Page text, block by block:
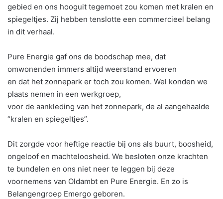
gebied en ons hooguit tegemoet zou komen met kralen en
spiegeltjes. Zij hebben tenslotte een commercieel belang
in dit verhaal.
Pure Energie gaf ons de boodschap mee, dat
omwonenden immers altijd weerstand ervoeren
en dat het zonnepark er toch zou komen. Wel konden we
plaats nemen in een werkgroep,
voor de aankleding van het zonnepark, de al aangehaalde
“kralen en spiegeltjes”.
Dit zorgde voor heftige reactie bij ons als buurt, boosheid,
ongeloof en machteloosheid. We besloten onze krachten
te bundelen en ons niet neer te leggen bij deze
voornemens van Oldambt en Pure Energie. En zo is
Belangengroep Emergo geboren.